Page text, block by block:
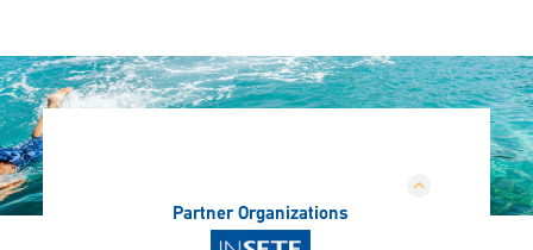
Partner Organizations